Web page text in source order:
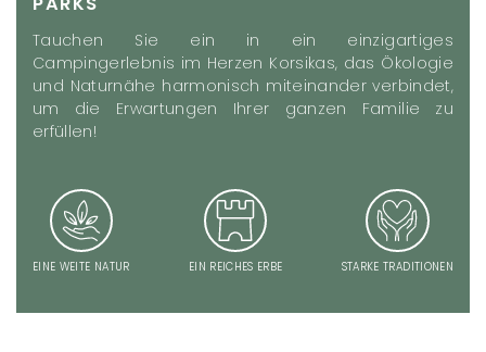
Tauchen Sie ein in ein einzigartiges
Campingerlebnis im Herzen Korsikas, das Ökologie
und Naturnähe harmonisch miteinander verbindet,
um die Erwartungen Ihrer ganzen Familie zu
erfüllen!
EINE WEITE NATUR EIN REICHES ERBE STARKE TRADITIONEN